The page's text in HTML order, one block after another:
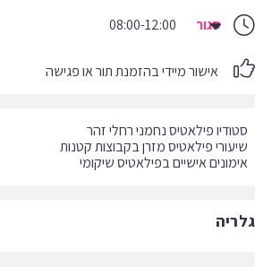
סגור 08:00-12:00
אישור מיידי בהזמנת תור או פגישה
אישיים בפילאטיס שיקומי